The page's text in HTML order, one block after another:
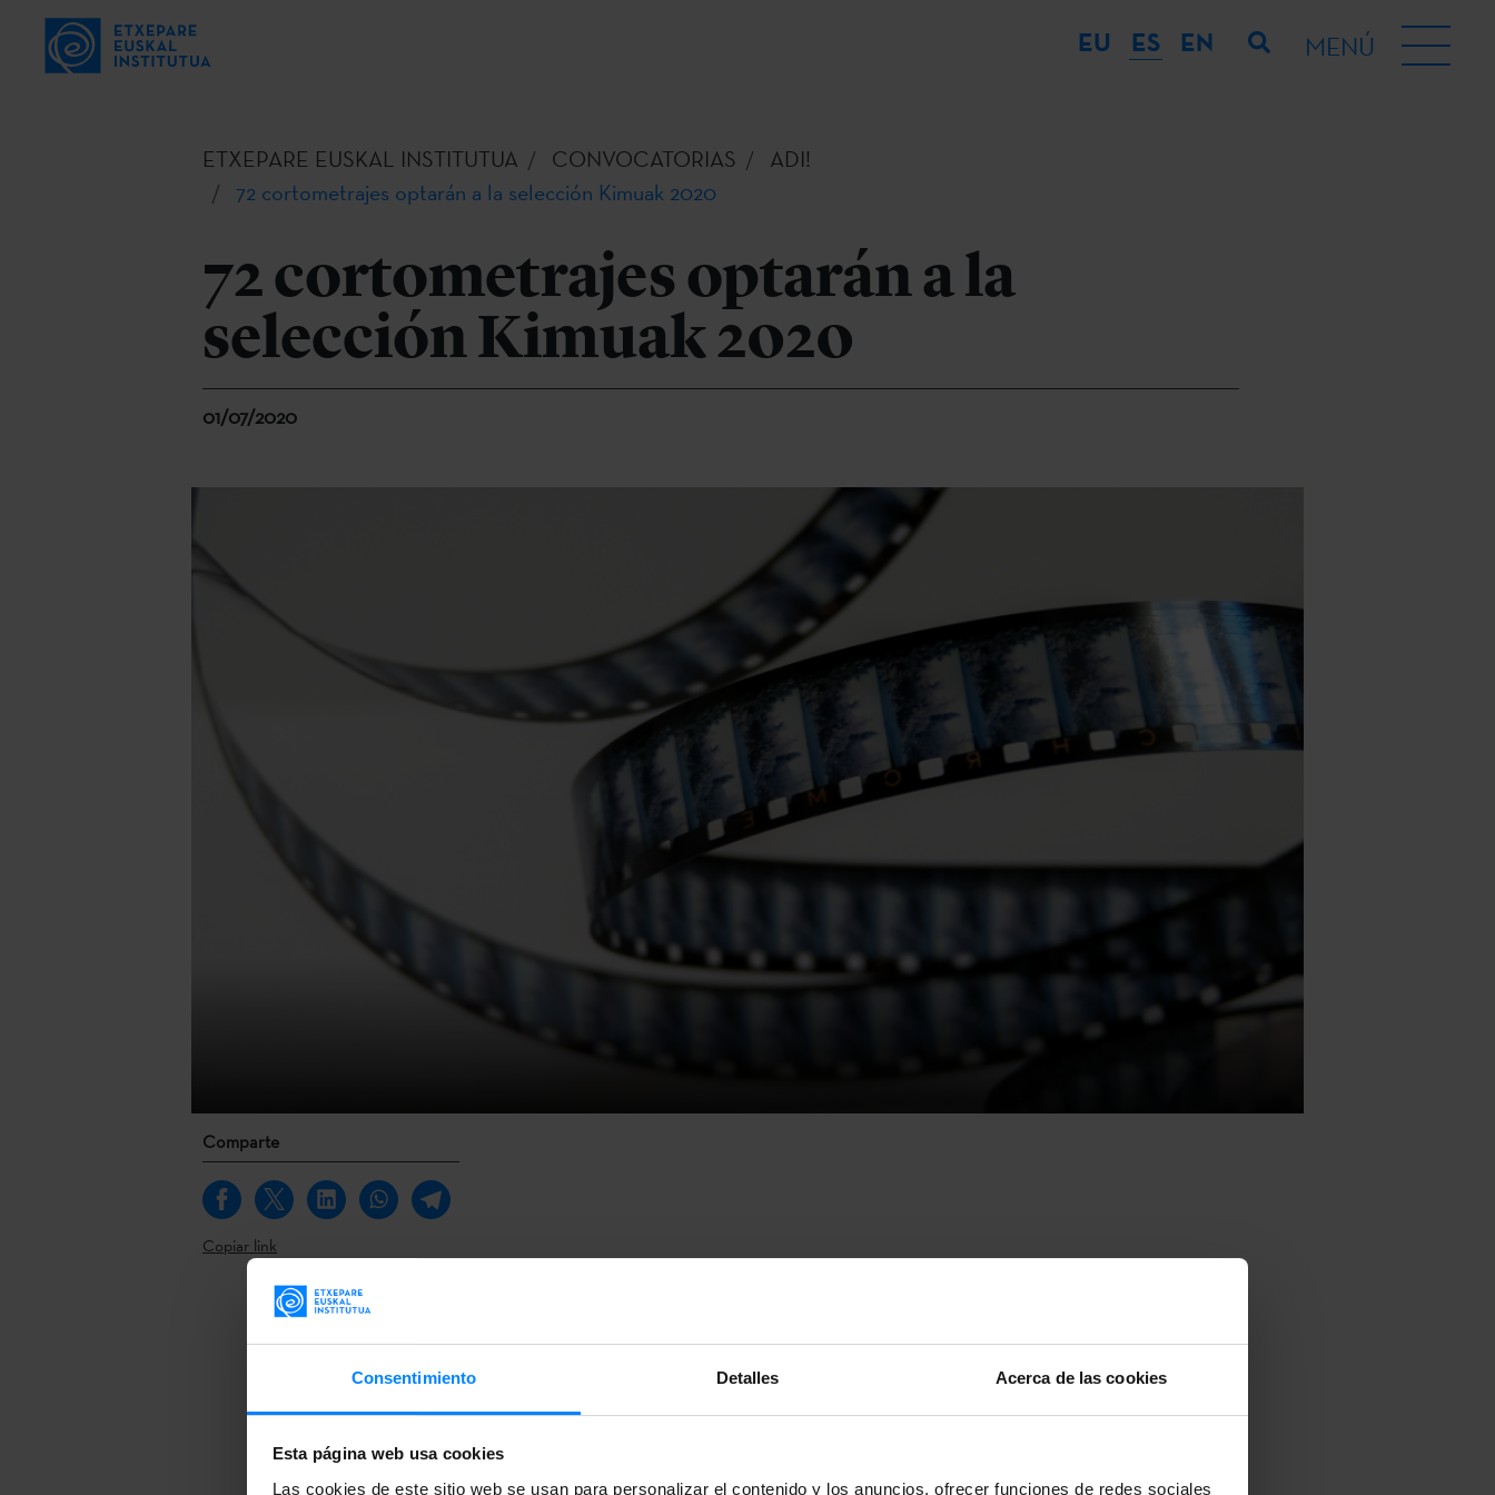
Consentimiento Detalles Acerca de las cookies
Esta página web usa cookies
Las cookies de este sitio web se usan para personalizar el contenido y los anuncios, ofrecer funciones de redes sociales
EU ES EN MENÚ
ETXEPARE EUSKAL INSTITUTUA CONVOCATORIAS
ADI!
72 cortometrajes optarán a la selección Kimuak 2020
72 cortometrajes optarán a la
selección Kimuak 2020
01/07/2020
Comparte
Copiar link
edición de 2020 de Kimuak. Se han presentado un total de 72 candidaturas.
Para el análisis y evaluación de los cortometrajes presentados, se ha constituido un
comité de selección independiente formado por cinco profesionales y expertos del cine
y del audiovisual. Estos son sus miembros: